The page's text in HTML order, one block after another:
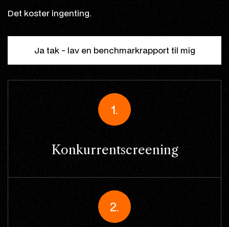
Det koster ingenting.
Ja tak - lav en benchmarkrapport til mig
1.
Konkurrentscreening
2.